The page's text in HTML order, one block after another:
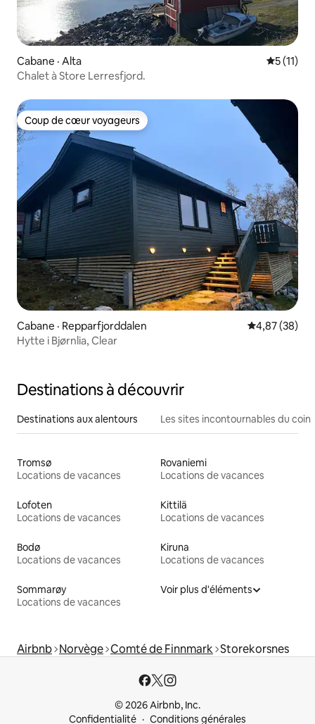
Cabane · Alta Note
5 (11)
Chalet à Store Lerresfjord.
Coup de cœur voyageurs
Coup de cœur voyageurs
Cabane · Repparfjorddalen Note
4,87 (38)
Hytte i Bjørnlia, Clear
Destinations à découvrir
Destinations aux alentours Les sites incontournables du coin
Tromsø
Locations de vacances
Rovaniemi
Locations de vacances
Lofoten
Locations de vacances
Kittilä
Locations de vacances
Bodø
Locations de vacances
Kiruna
Locations de vacances
Sommarøy
Locations de vacances
Voir plus d'éléments
Airbnb Norvège Comté de Finnmark Storekorsnes
© 2026 Airbnb, Inc.
Confidentialité
Conditions générales